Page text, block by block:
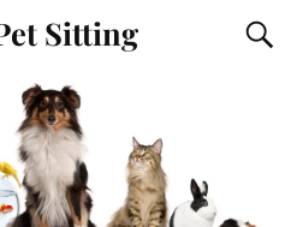
Sitting